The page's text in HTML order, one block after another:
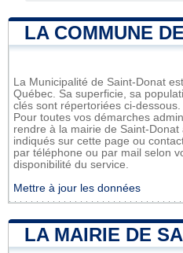
LA COMMUNE
La Municipalité de Saint-Donat
Québec. Sa superficie, sa
clés sont répertoriées ci-dessous.
Pour toutes vos démarches
rendre à la mairie de Saint-
indiqués sur cette page ou
par téléphone ou par mail selon
disponibilité du service.
Mettre à jour les données
LA MAIRIE DE